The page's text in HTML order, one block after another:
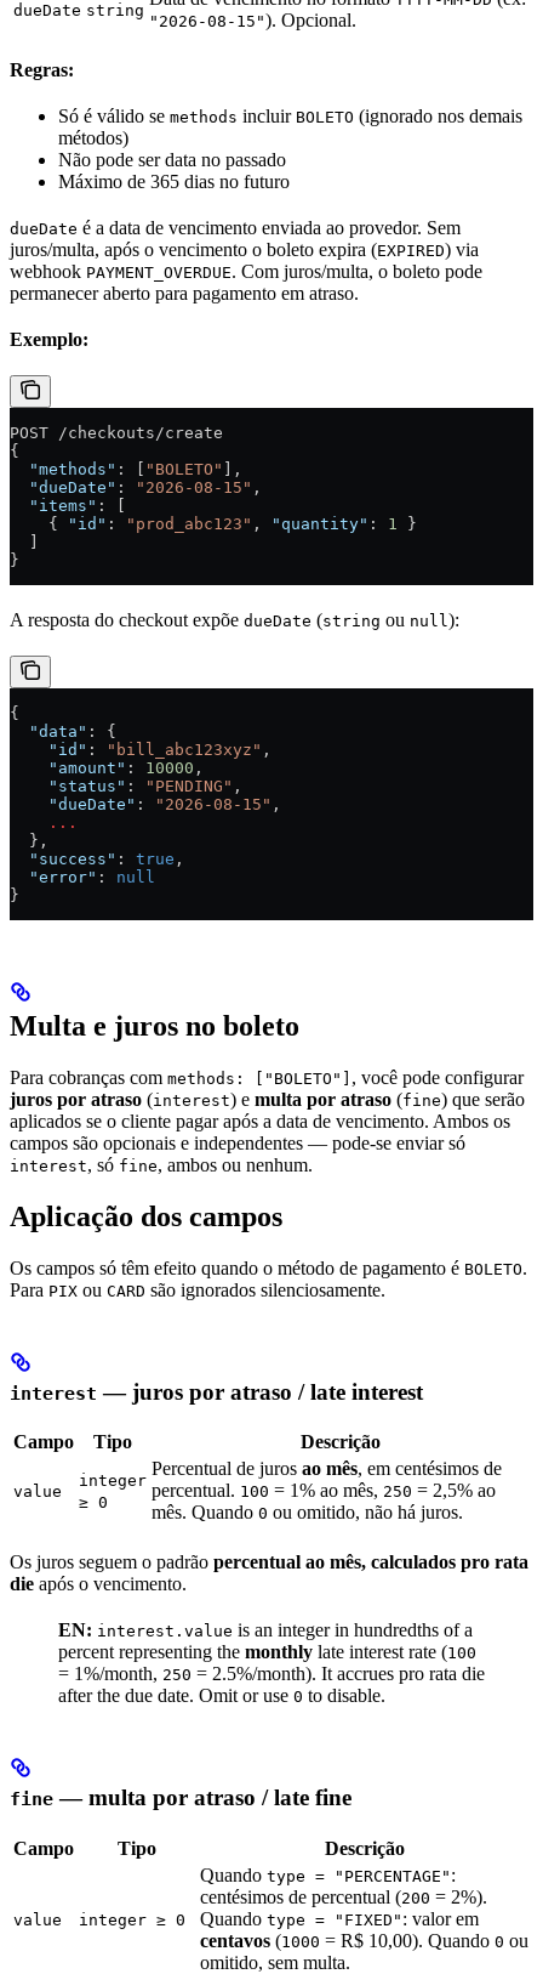
dueDate string
"2026-08-15"). Opcional.
Regras:
Só é válido se methods incluir BOLETO (ignorado nos demais
métodos)
Não pode ser data no passado
Máximo de 365 dias no futuro
dueDate é a data de vencimento enviada ao provedor. Sem
juros/multa, após o vencimento o boleto expira (EXPIRED) via
webhook PAYMENT_OVERDUE. Com juros/multa, o boleto pode
permanecer aberto para pagamento em atraso.
Exemplo:
POST /checkouts/create
{
  "methods"
: [ "BOLETO"
],
  "dueDate"
: "2026-08-15" ,
  "items"
: [
    {
"id" : "prod_abc123" , "quantity" : 1 }
}
A resposta do checkout expõe dueDate (string ou null):
{
  "data"
: {
    "id"
: "bill_abc123xyz" ,
    "amount"
: 10000 ,
    "status"
: "PENDING" ,
    "dueDate"
: "2026-08-15" ,
    ...
  },
  "success"
: true ,
  "error"
: null
}
Multa e juros no boleto
Para cobranças com methods: ["BOLETO"] , você pode configurar
juros por atraso (interest) e multa por atraso (fine) que serão
aplicados se o cliente pagar após a data de vencimento. Ambos os
campos são opcionais e independentes — pode-se enviar só
interest, só fine, ambos ou nenhum.
Aplicação dos campos
Os campos só têm efeito quando o método de pagamento é BOLETO.
Para PIX ou CARD são ignorados silenciosamente.
interest — juros por atraso / late interest
Campo Tipo Descrição
value
integer
≥ 0
Percentual de juros ao mês, em centésimos de
percentual. 100 = 1% ao mês, 250 = 2,5% ao
mês. Quando 0 ou omitido, não há juros.
Os juros seguem o padrão percentual ao mês, calculados pro rata
die após o vencimento.
EN: interest.value is an integer in hundredths of a
percent representing the monthly late interest rate (100
= 1%/month, 250 = 2.5%/month). It accrues pro rata die
after the due date. Omit or use 0 to disable.
fine — multa por atraso / late fine
Campo Tipo Descrição
value integer ≥ 0
Quando type = "PERCENTAGE" :
centésimos de percentual (200 = 2%).
Quando type = "FIXED" : valor em
centavos (1000 = R$ 10,00). Quando 0 ou
omitido, sem multa.